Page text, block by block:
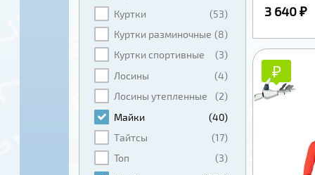
Куртки
(53)
Куртки разминочные (8)
Куртки спортивные
(3)
Лосины
(4)
Лосины утепленные
(2)
Майки
(40)
Тайтсы
(17)
Топ
(3)
3 640 ₽
₽₽